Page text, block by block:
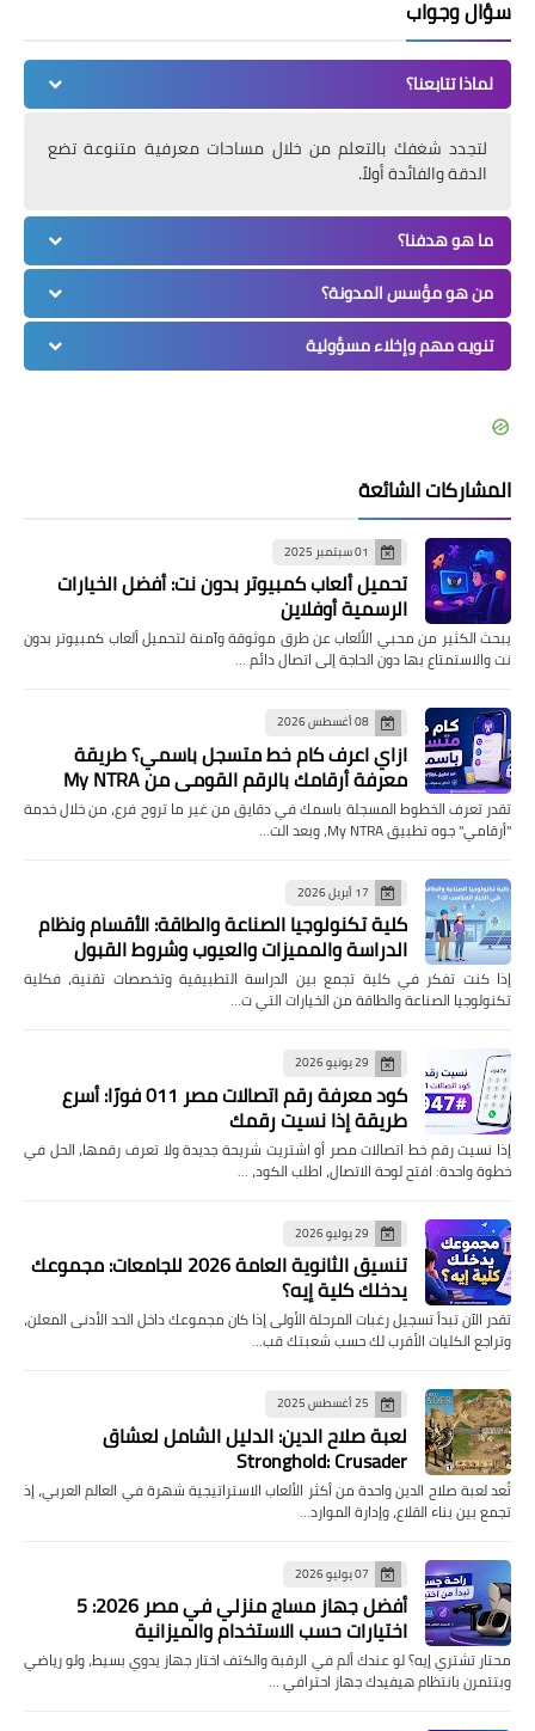
سؤال وجواب
لماذا تتابعنا؟
لتجدد شغفك بالتعلم من خلال مساحات معرفية متنوعة تضع
الدقة والفائدة أولاً.
ما هو هدفنا؟
من هو مؤسس المدونة؟
تنويه مهم وإخلاء مسؤولية
المشاركات الشائعة
01 سبتمبر 2025
تحميل ألعاب كمبيوتر بدون نت: أفضل الخيارات
الرسمية أوفلاين
يبحث الكثير من محبي الألعاب عن طرق موثوقة وآمنة لتحميل ألعاب كمبيوتر بدون
نت والاستمتاع بها دون الحاجة إلى اتصال دائم …
08 أغسطس 2026
ازاي اعرف كام خط متسجل باسمي؟ طريقة
معرفة أرقامك بالرقم القومي من My NTRA
تقدر تعرف الخطوط المسجلة باسمك في دقايق من غير ما تروح فرع، من خلال خدمة
"أرقامي" جوه تطبيق My NTRA، وبعد الت…
17 أبريل 2026
كلية تكنولوجيا الصناعة والطاقة: الأقسام ونظام
الدراسة والمميزات والعيوب وشروط القبول
إذا كنت تفكر في كلية تجمع بين الدراسة التطبيقية وتخصصات تقنية، فكلية
تكنولوجيا الصناعة والطاقة من الخيارات التي ت…
29 يونيو 2026
كود معرفة رقم اتصالات مصر 011 فورًا: أسرع
طريقة إذا نسيت رقمك
إذا نسيت رقم خط اتصالات مصر أو اشتريت شريحة جديدة ولا تعرف رقمها، الحل في
خطوة واحدة: افتح لوحة الاتصال، اطلب الكود، …
29 يوليو 2026
تنسيق الثانوية العامة 2026 للجامعات: مجموعك
يدخلك كلية إيه؟
تقدر الآن تبدأ تسجيل رغبات المرحلة الأولى إذا كان مجموعك داخل الحد الأدنى المعلن،
وتراجع الكليات الأقرب لك حسب شعبتك قب…
25 أغسطس 2025
لعبة صلاح الدين: الدليل الشامل لعشاق
Stronghold: Crusader
تُعد لعبة صلاح الدين واحدة من أكثر الألعاب الاستراتيجية شهرة في العالم العربي، إذ
تجمع بين بناء القلاع، وإدارة الموارد…
07 يوليو 2026
أفضل جهاز مساج منزلي في مصر 2026: 5
اختيارات حسب الاستخدام والميزانية
محتار تشتري إيه؟ لو عندك ألم في الرقبة والكتف اختار جهاز يدوي بسيط، ولو رياضي
وبتتمرن بانتظام هيفيدك جهاز احترافي …